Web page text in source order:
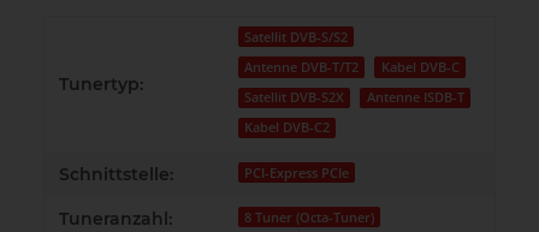
Tunertyp:
Satellit DVB-S/S2
Antenne DVB-T/T2
Kabel DVB-C
Satellit DVB-S2X
Antenne ISDB-T
Kabel DVB-C2
Schnittstelle: PCI-Express PCIe
Tuneranzahl: 8 Tuner (Octa-Tuner)